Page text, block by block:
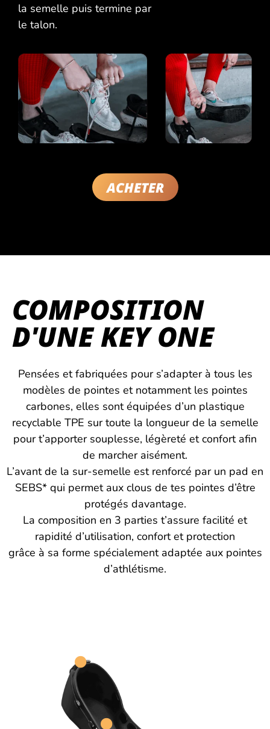
la semelle puis termine par
le talon.
ACHETER
COMPOSITION
D'UNE KEY ONE
Pensées et fabriquées pour s’adapter à tous les
modèles de pointes et notamment les pointes
carbones, elles sont équipées d’un plastique
recyclable TPE sur toute la longueur de la semelle
pour t’apporter souplesse, légèreté et confort afin
de marcher aisément.
L’avant de la sur-semelle est renforcé par un pad en
SEBS* qui permet aux clous de tes pointes d’être
protégés davantage.
La composition en 3 parties t’assure facilité et
rapidité d’utilisation, confort et protection
grâce à sa forme spécialement adaptée aux pointes
d’athlétisme.